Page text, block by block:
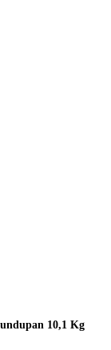
10,1 Kg